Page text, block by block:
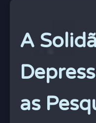
A
as